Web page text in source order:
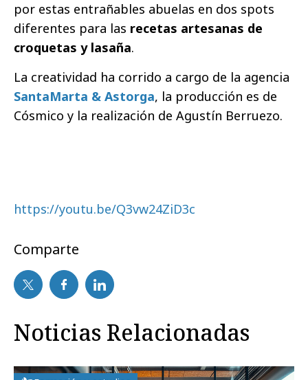
por estas entrañables abuelas en dos spots
diferentes para las recetas artesanas de
croquetas y lasaña.
La creatividad ha corrido a cargo de la agencia
SantaMarta & Astorga, la producción es de
Cósmico y la realización de Agustín Berruezo.
https://youtu.be/Q3vw24ZiD3c
Comparte
Noticias Relacionadas